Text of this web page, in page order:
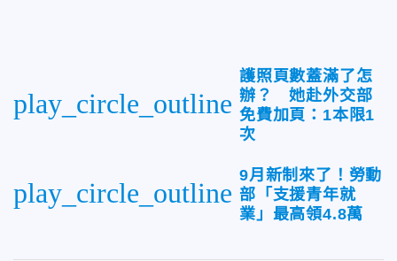
play_circle_outline
護照頁數蓋滿了怎
辦？ 她赴外交部
免費加頁：1本限1
次
play_circle_outline
9月新制來了！勞動
部「支援青年就
業」最高領4.8萬